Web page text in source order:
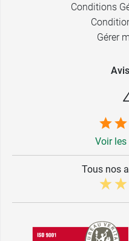
Conditions
Gérer
Voir
Tous nos